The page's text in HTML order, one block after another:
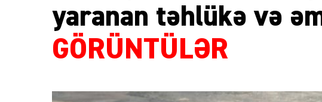
yaranan təhlükə və
GÖRÜNTÜLƏR